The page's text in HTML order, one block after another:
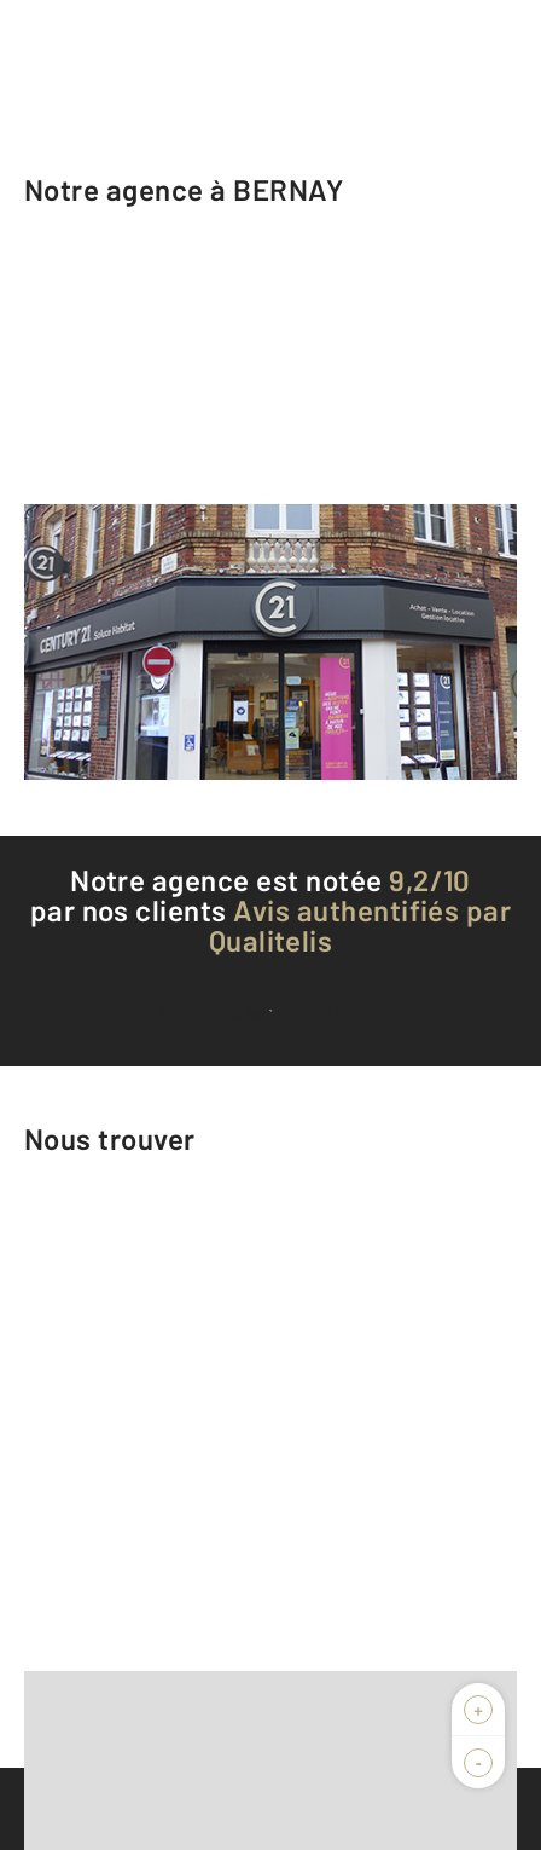
Notre agence à BERNAY
CENTURY 21 Soluce Habitat
11 rue Robert Lindet
BERNAY - 27300
Envoyer un message
Téléphoner à l'agence
Notre agence est notée 9,2/10
par nos clients Avis authentifiés par
Qualitelis
Voir tous les avis clients
Nous trouver
+
-